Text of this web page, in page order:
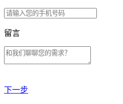
留言
下一步